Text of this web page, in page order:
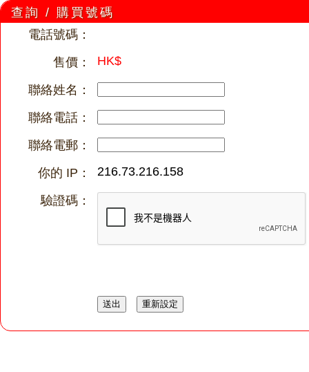
查詢 / 購買號碼
電話號碼：
售價：
HK$
聯絡姓名：
聯絡電話：
聯絡電郵：
你的 IP：
216.73.216.158
驗證碼：